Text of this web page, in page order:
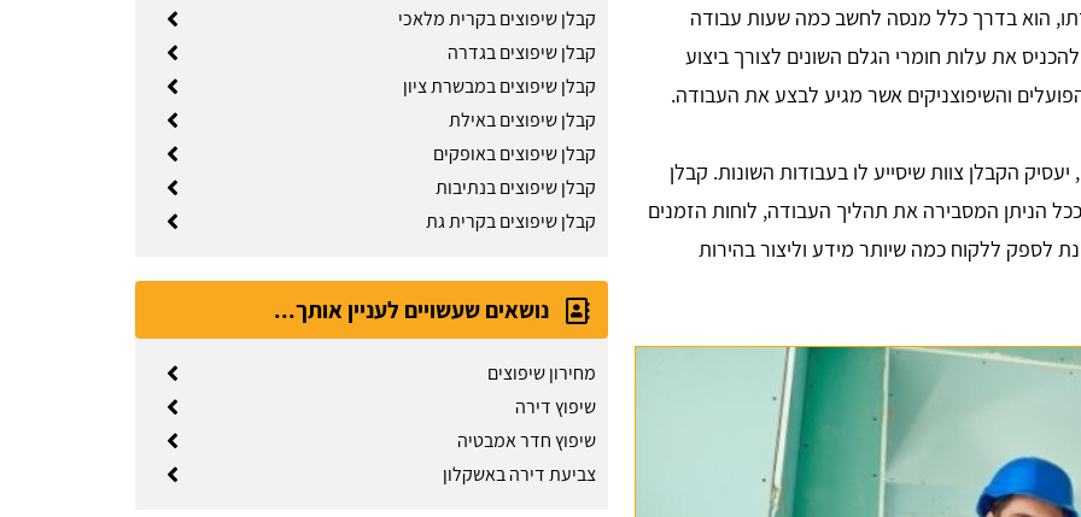
הוא בדרך כלל מנסה לחשב כמה שעות עבודה
את עלות חומרי הגלם השונים לצורך ביצוע
והשיפוצניקים אשר מגיע לבצע את העבודה.
הקבלן צוות שיסייע לו בעבודות השונות. קבלן
הניתן המסבירה את תהליך העבודה, לוחות הזמנים
לספק ללקוח כמה שיותר מידע וליצור בהירות
קבלן שיפוצים בקרית מלאכי
קבלן שיפוצים בגדרה
קבלן שיפוצים במבשרת ציון
קבלן שיפוצים באילת
קבלן שיפוצים באופקים
קבלן שיפוצים בנתיבות
קבלן שיפוצים בקרית גת
נושאים שעשויים לעניין אותך...
מחירון שיפוצים
שיפוץ דירה
שיפוץ חדר אמבטיה
צביעת דירה באשקלון